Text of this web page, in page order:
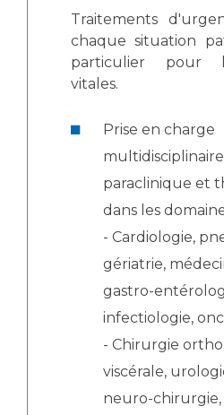
Traitements
chaque situation
particulier pour
vitales.
Prise en charge
paraclinique et
dans les
- Cardiologie,
gériatrie,
gastro-
infectiologie,
- Chirurgie
viscérale,
neuro-